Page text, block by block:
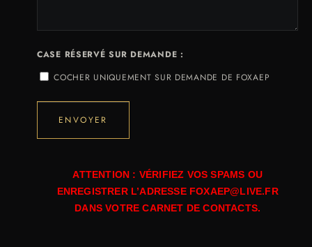
CASE RÉSERVÉ SUR DEMANDE :
COCHER UNIQUEMENT SUR DEMANDE DE FOXAEP
ATTENTION : VÉRIFIEZ VOS SPAMS OU
ENREGISTRER L’ADRESSE FOXAEP@LIVE.FR
DANS VOTRE CARNET DE CONTACTS.